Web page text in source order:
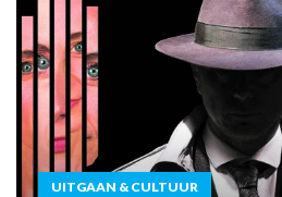
UITGAAN & CULTUUR